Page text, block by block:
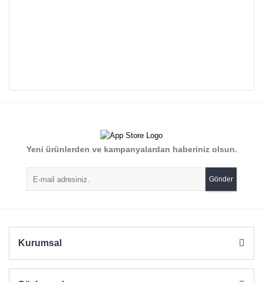
Yorum Yaz
Ürün resmi kalitesiz, bozuk veya görüntülenemiyor.
Ürün açıklamasında eksik bilgiler bulunuyor.
Ürün bilgilerinde hatalar bulunuyor.
Yeni ürünlerden ve kampanyalardan haberiniz olsun.
Gönder
Kurumsal